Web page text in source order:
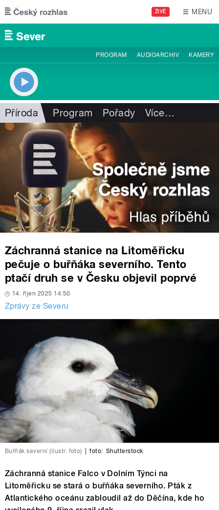
Přejít k hlavnímu obsahu
ŽIVĚ MENU
PROGRAM AUDIOARCHIV KAMERY
Příroda Program Pořady Více…
Záchranná stanice na Litoměřicku
pečuje o buřňáka severního. Tento
ptačí druh se v Česku objevil poprvé
14. říjen 2025 14:50
Zprávy ze Severu
Buřňák severní (ilustr. foto) foto: Shutterstock
Záchranná stanice Falco v Dolním Týnci na
Litoměřicku se stará o buřňáka severního. Pták z
Atlantického oceánu zabloudil až do Děčína, kde ho